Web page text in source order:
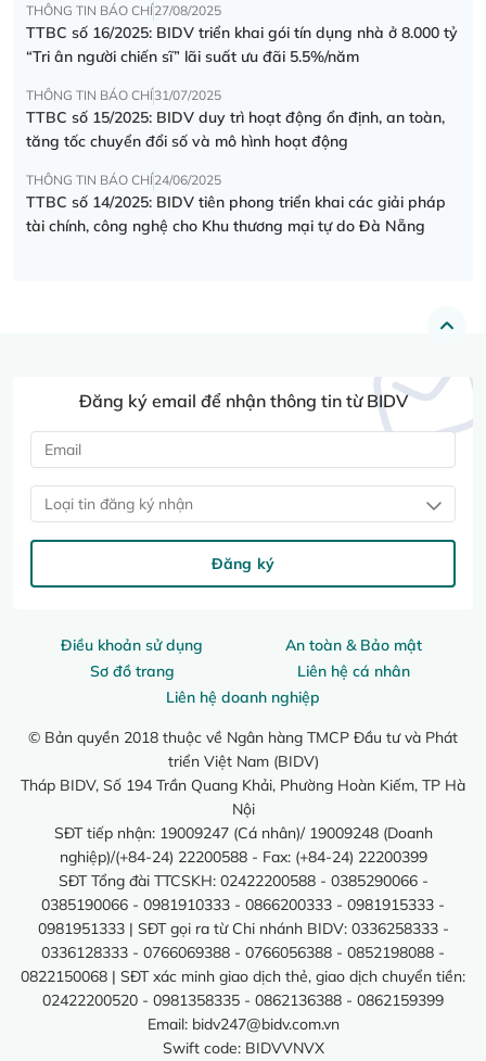
THÔNG TIN BÁO CHÍ27/08/2025
TTBC số 16/2025: BIDV triển khai gói tín dụng nhà ở 8.000 tỷ
“Tri ân người chiến sĩ” lãi suất ưu đãi 5.5%/năm
THÔNG TIN BÁO CHÍ31/07/2025
TTBC số 15/2025: BIDV duy trì hoạt động ổn định, an toàn,
tăng tốc chuyển đổi số và mô hình hoạt động
THÔNG TIN BÁO CHÍ24/06/2025
TTBC số 14/2025: BIDV tiên phong triển khai các giải pháp
tài chính, công nghệ cho Khu thương mại tự do Đà Nẵng
Điều khoản sử dụng
An toàn & Bảo mật
Sơ đồ trang
Liên hệ cá nhân
Liên hệ doanh nghiệp
© Bản quyền 2018 thuộc về Ngân hàng TMCP Đầu tư và Phát
triển Việt Nam (BIDV)
Tháp BIDV, Số 194 Trần Quang Khải, Phường Hoàn Kiếm, TP Hà
Nội
SĐT tiếp nhận: 19009247 (Cá nhân)/ 19009248 (Doanh
nghiệp)/(+84-24) 22200588 - Fax: (+84-24) 22200399
SĐT Tổng đài TTCSKH: 02422200588 - 0385290066 -
0385190066 - 0981910333 - 0866200333 - 0981915333 -
0981951333 | SĐT gọi ra từ Chi nhánh BIDV: 0336258333 -
0336128333 - 0766069388 - 0766056388 - 0852198088 -
0822150068 | SĐT xác minh giao dịch thẻ, giao dịch chuyển tiền:
02422200520 - 0981358335 - 0862136388 - 0862159399
Email: bidv247@bidv.com.vn
Swift code: BIDVVNVX
Đăng ký email để nhận thông tin từ BIDV
Loại tin đăng ký nhận
Đăng ký